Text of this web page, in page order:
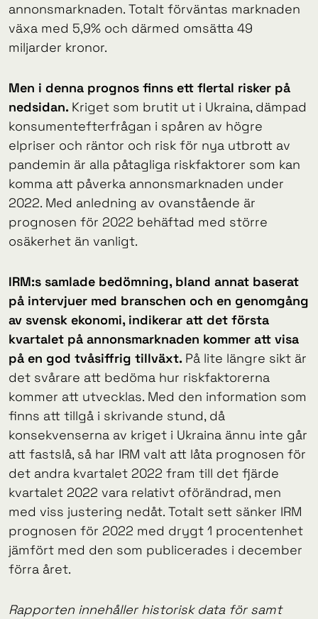
annonsmarknaden. Totalt förväntas marknaden
växa med 5,9% och därmed omsätta 49
miljarder kronor.
Men i denna prognos finns ett flertal risker på
nedsidan. Kriget som brutit ut i Ukraina, dämpad
konsumentefterfrågan i spåren av högre
elpriser och räntor och risk för nya utbrott av
pandemin är alla påtagliga riskfaktorer som kan
komma att påverka annonsmarknaden under
2022. Med anledning av ovanstående är
prognosen för 2022 behäftad med större
osäkerhet än vanligt.
IRM:s samlade bedömning, bland annat baserat
på intervjuer med branschen och en genomgång
av svensk ekonomi, indikerar att det första
kvartalet på annonsmarknaden kommer att visa
på en god tvåsiffrig tillväxt. På lite längre sikt är
det svårare att bedöma hur riskfaktorerna
kommer att utvecklas. Med den information som
finns att tillgå i skrivande stund, då
konsekvenserna av kriget i Ukraina ännu inte går
att fastslå, så har IRM valt att låta prognosen för
det andra kvartalet 2022 fram till det fjärde
kvartalet 2022 vara relativt oförändrad, men
med viss justering nedåt. Totalt sett sänker IRM
prognosen för 2022 med drygt 1 procentenhet
jämfört med den som publicerades i december
förra året.
Rapporten innehåller historisk data för samt